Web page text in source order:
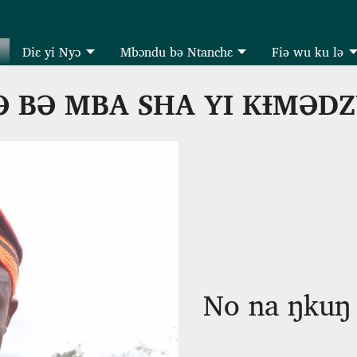
Diɛ yi Nyɔ Mbɔndu bə Ntanchɛ Fiə wu ku lə
BƏ MBA SHA YI
No na